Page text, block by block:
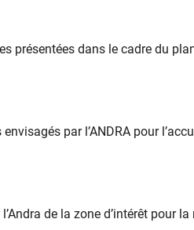
présentées dans le cadre du
par l’ANDRA pour
de la zone d’intérêt pour